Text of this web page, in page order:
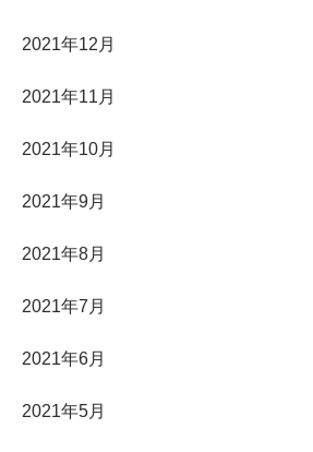
2021年12月
2021年11月
2021年10月
2021年9月
2021年8月
2021年7月
2021年6月
2021年5月